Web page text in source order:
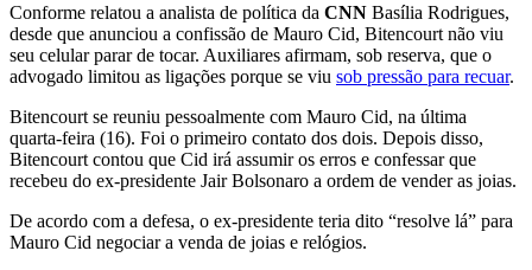
Conforme relatou a analista de política da CNN Basília Rodrigues,
desde que anunciou a confissão de Mauro Cid, Bitencourt não viu
seu celular parar de tocar. Auxiliares afirmam, sob reserva, que o
advogado limitou as ligações porque se viu sob pressão para recuar.
Bitencourt se reuniu pessoalmente com Mauro Cid, na última
quarta-feira (16). Foi o primeiro contato dos dois. Depois disso,
Bitencourt contou que Cid irá assumir os erros e confessar que
recebeu do ex-presidente Jair Bolsonaro a ordem de vender as joias.
De acordo com a defesa, o ex-presidente teria dito “resolve lá” para
Mauro Cid negociar a venda de joias e relógios.